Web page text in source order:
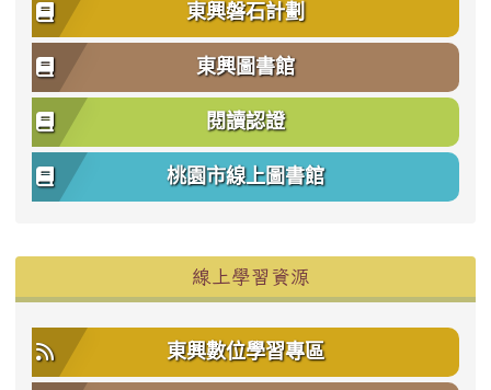
東興磐石計劃
東興圖書館
閱讀認證
桃園市線上圖書館
線上學習資源
東興數位學習專區